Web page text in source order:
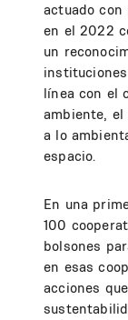
actuado con
en el 2022
un
línea con el
ambiente,
a lo
espacio.
En una
100
bolsones
en esas
acciones